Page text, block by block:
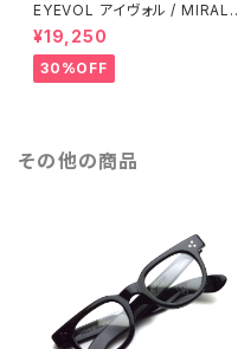
EYEVOL アイヴォル / MIRALL
E / BK-LY-PL-BK lenses ブ
ラック-イエローラバー-ブラック
偏光レンズ ウェリントン パリジ
ャン フレンチスタイル スポーツ
¥19,250
30%OFF
その他の商品